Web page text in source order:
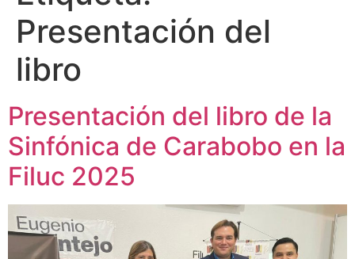
Presentación del
libro
Presentación del libro de la
Sinfónica de Carabobo en la
Filuc 2025